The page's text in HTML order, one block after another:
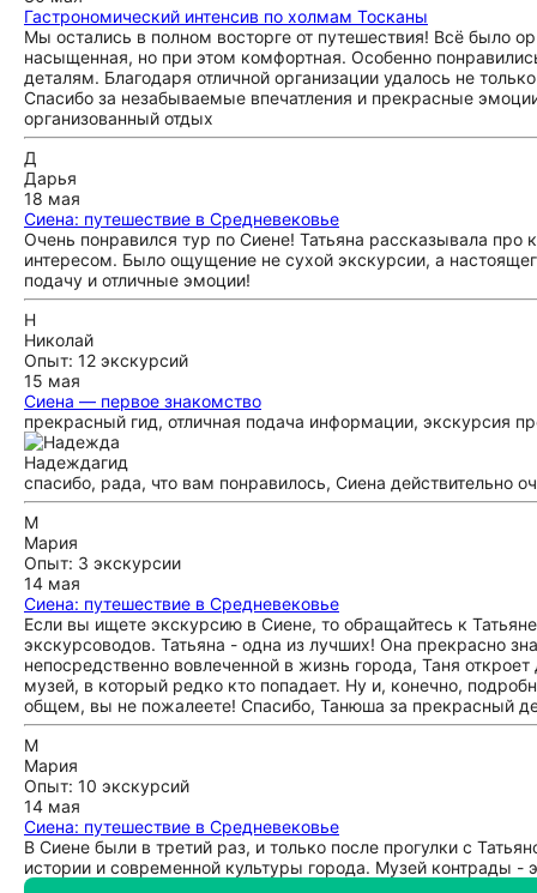
Гастрономический интенсив по холмам Тосканы
Мы остались в полном восторге от путешествия! Всё было
насыщенная, но при этом комфортная. Особенно
деталям. Благодаря отличной организации удалось не
Спасибо за незабываемые впечатления и прекрасные
организованный отдых
Д
Дарья
18 мая
Сиена: путешествие в Средневековье
Очень понравился тур по Сиене! Татьяна рассказывала про
интересом. Было ощущение не сухой экскурсии, а
подачу и отличные эмоции!
Н
Николай
Опыт: 12 экскурсий
15 мая
Сиена — первое знакомство
прекрасный гид, отличная подача информации, экскурсия
Надеждагид
спасибо, рада, что вам понравилось, Сиена действительно
М
Мария
Опыт: 3 экскурсии
14 мая
Сиена: путешествие в Средневековье
Если вы ищете экскурсию в Сиене, то обращайтесь к
экскурсоводов. Татьяна - одна из лучших! Она прекрасно
непосредственно вовлеченной в жизнь города, Таня
музей, в который редко кто попадает. Ну и, конечно,
общем, вы не пожалеете! Спасибо, Танюша за прекрасный
М
Мария
Опыт: 10 экскурсий
14 мая
Сиена: путешествие в Средневековье
В Сиене были в третий раз, и только после прогулки с
истории и современной культуры города. Музей контрады -